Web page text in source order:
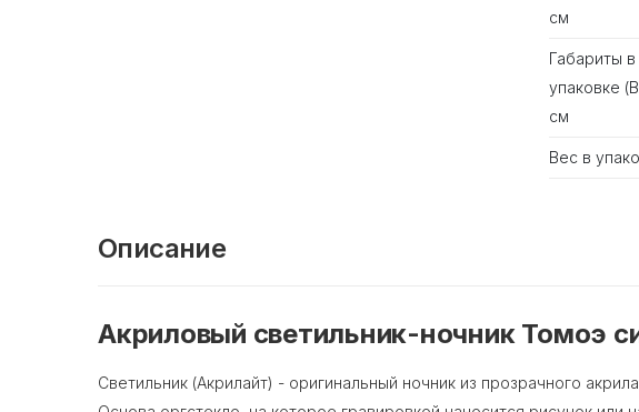
см
Габариты в
упаковке
см
Вес в
Описание
Акриловый светильник-ночник Томоэ
Светильник (Акрилайт) - оригинальный ночник из прозрачного